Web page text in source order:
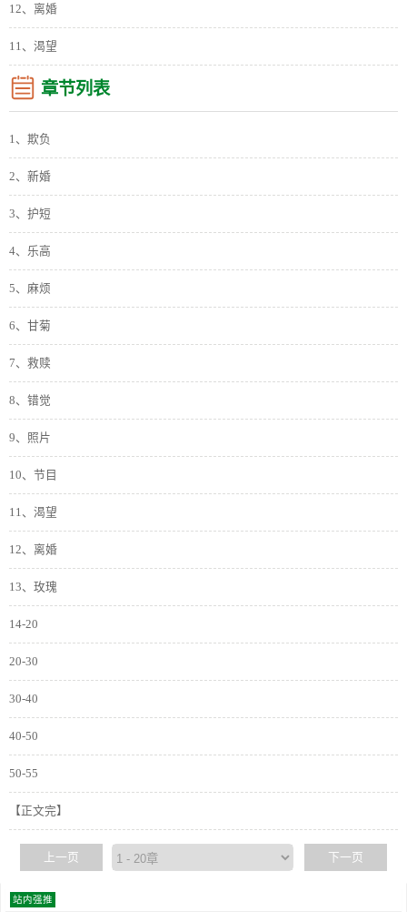
12、离婚
11、渴望
章节列表
1、欺负
2、新婚
3、护短
4、乐高
5、麻烦
6、甘菊
7、救赎
8、错觉
9、照片
10、节目
11、渴望
12、离婚
13、玫瑰
14-20
20-30
30-40
40-50
50-55
【正文完】
上一页 下一页
站内强推